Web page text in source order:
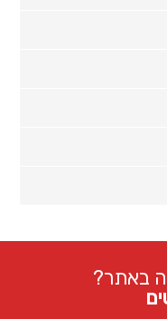
באתר?